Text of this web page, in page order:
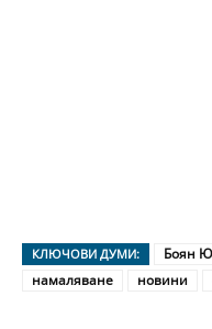
КЛЮЧОВИ ДУМИ: Боян
намаляване
новини